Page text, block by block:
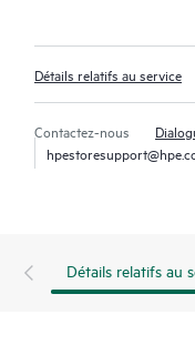
Détails relatifs au service
Contactez-nous
Détails relatifs au